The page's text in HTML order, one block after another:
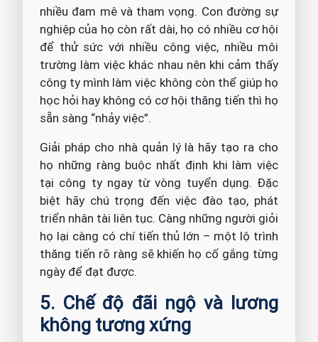
nhiều đam mê và tham vọng. Con đường sự
nghiệp của họ còn rất dài, họ có nhiều cơ hội
để thử sức với nhiều công việc, nhiều môi
trường làm việc khác nhau nên khi cảm thấy
công ty mình làm việc không còn thể giúp họ
học hỏi hay không có cơ hội thăng tiến thì họ
sẵn sàng “nhảy việc”.
Giải pháp cho nhà quản lý là hãy tạo ra cho
họ những ràng buộc nhất định khi làm việc
tại công ty ngay từ vòng tuyển dụng. Đặc
biệt hãy chú trọng đến việc đào tạo, phát
triển nhân tài liên tục. Càng những người giỏi
họ lại càng có chí tiến thủ lớn – một lộ trình
thăng tiến rõ ràng sẽ khiến họ cố gắng từng
ngày để đạt được.
5. Chế độ đãi ngộ và lương
không tương xứng